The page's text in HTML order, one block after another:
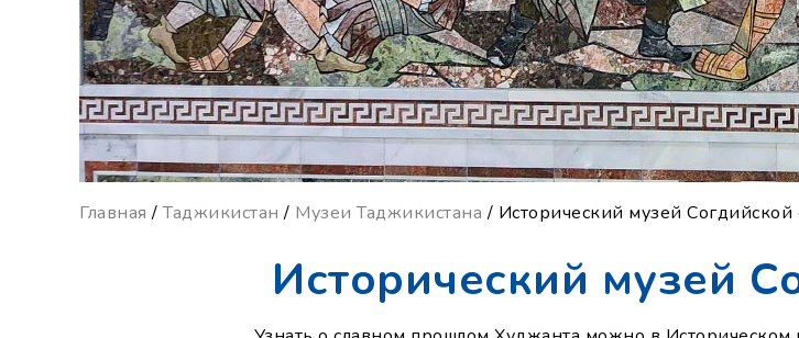
Главная /Таджикистан / Музеи Таджикистана / Исторический музей Согдийской
Исторический музей